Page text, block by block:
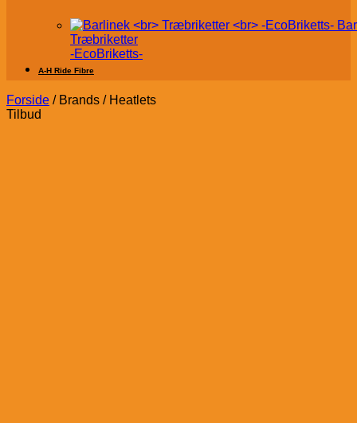
Træbriketter
-EcoBriketts-
A-H Ride Fibre
Forside /Brands /Heatlets
Tilbud